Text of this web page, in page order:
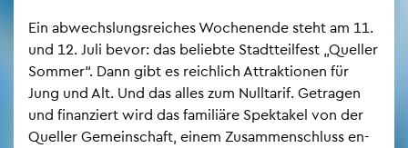
Ein ab­wechs­lungs­rei­ches Wo­chen­en­de steht am 11.
und 12. Juli bevor: das be­lieb­te Stadt­teil­fest „Quel­ler
Som­mer“. Dann gibt es reich­lich At­trak­tio­nen für
Jung und Alt. Und das alles zum Null­ta­rif. Ge­tra­gen
und fi­nan­ziert wird das fa­mi­liä­re Spek­ta­kel von der
Quel­ler Ge­mein­schaft, einem Zu­sam­men­schluss en­